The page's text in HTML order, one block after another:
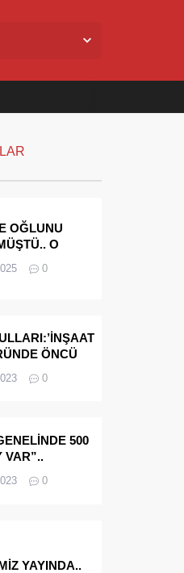
OĞLUNU
O
0
ÖNCÜ
0
500
VAR”..
0
YAYINDA..